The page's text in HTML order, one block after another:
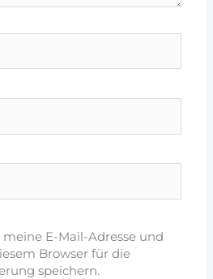
E-Mail-Adresse und
Browser für die
speichern.